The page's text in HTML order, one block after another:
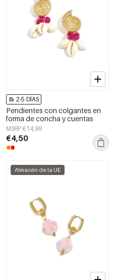
2-5 DÍAS
Pendientes con colgantes en
forma de concha y cuentas
MSRP €14,99
€4,50
Almacén de la UE